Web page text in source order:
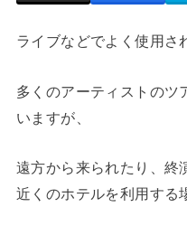
ライブなどでよく使用さ
多くのアーティストのツ
いますが、
遠方から来られたり、終
近くのホテルを利用する